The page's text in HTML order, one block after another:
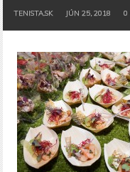
TENISTA.SK JÚN 25, 2018 0